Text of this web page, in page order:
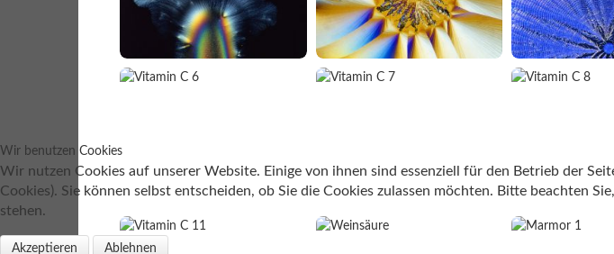
Wir benutzen Cookies
Wir nutzen Cookies auf unserer Website. Einige von ihnen sind essenziell für den Betrieb der
Cookies). Sie können selbst entscheiden, ob Sie die Cookies zulassen möchten. Bitte beachten
stehen.
Akzeptieren
Ablehnen